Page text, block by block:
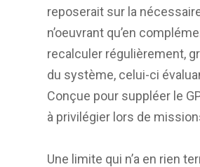
reposerait sur la
n’oeuvrant qu’en
recalculer régulièrement,
du système, celui-ci
Conçue pour suppléer le
à privilégier lors de
Une limite qui n’a en rien